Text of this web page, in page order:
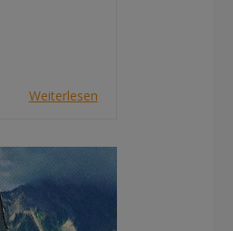
Weiterlesen